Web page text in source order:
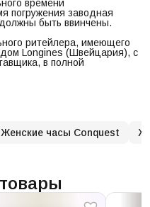
времени
погружения заводная
быть ввинчены.
ритейлера, имеющего
Longines (Швейцария), с
в полной
Женские часы Conquest